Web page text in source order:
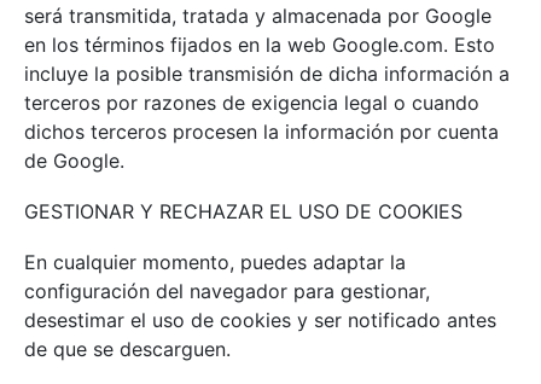
será transmitida, tratada y almacenada por Google
en los términos fijados en la web Google.com. Esto
incluye la posible transmisión de dicha información a
terceros por razones de exigencia legal o cuando
dichos terceros procesen la información por cuenta
de Google.
GESTIONAR Y RECHAZAR EL USO DE COOKIES
En cualquier momento, puedes adaptar la
configuración del navegador para gestionar,
desestimar el uso de cookies y ser notificado antes
de que se descarguen.